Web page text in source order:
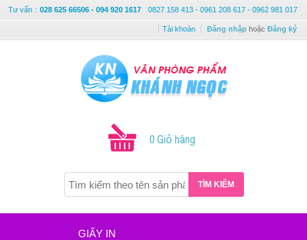
Tư vấn : 028 625 66506 - 094 920 1617 0827 158 413 - 0961 208 617 - 0962 981 017
Tài khoản Đăng nhập hoặc Đăng ký
0 Giỏ hàng
TÌM KIẾM
GIẤY IN